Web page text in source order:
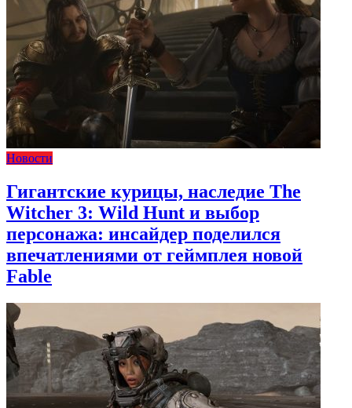
Новости
Гигантские курицы, наследие The
Witcher 3: Wild Hunt и выбор
персонажа: инсайдер поделился
впечатлениями от геймплея новой
Fable